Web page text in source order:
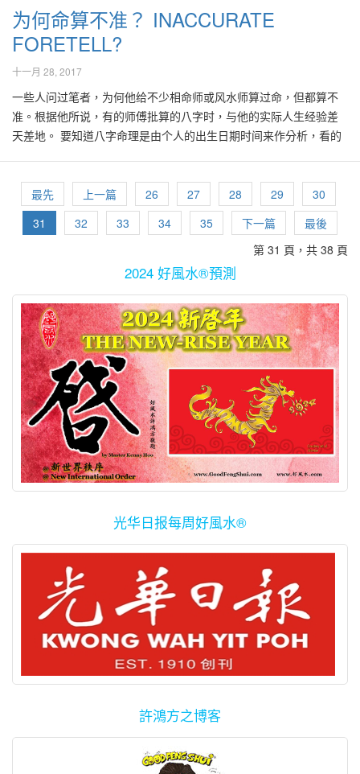
般人皆会认为该屋必定风水特佳。 其实，给人舒服感觉的屋子，很
多时候是因为室内设计所带出来的美感而已，未必一定是有好的风
水效应。风水其实是极度针对性、个人化的，即它必须配合居者的
命理五行，才能决定相关的室内设计能否为居者带来好的风水效
的感觉。 再讨论回上述单亲妈妈的屋子吧！当笔者步入厨房后，发
觉厨房的门冲正灶头，属于大凶之兆！难怪一家人入住后不久，为
夫者夜夜笙歌，高唱‘今天不回家’，孩子的健康也受到影响，她本身
的工作也不顺利，常出状况，甚至离职了。一家人入住不久后，夫
妇俩便不停争吵，不久就闹离婚了，孩子由为妻者照料。 笔者于是
建议该厨房的灶头必须改动位置，在加上其他一些家具的重新布置
等，她都一一照做。数月后，她的工作、财运及小孩的健康都逐渐
变好，她特地来电告知，笔者心感安慰及欣喜。 屋子的风水吉凶，
的确能影响一家人入住后的运势，难怪有些人在老屋久居多年，能
平步青云后，就一直不敢搬离老屋，深恐搬离后好运尽失。 其实只
要觅个有口碑、有经验的风水老师，帮助选择风水好的新屋入住，
好的运势会更上一层楼，通往人生更高境界!
水平，在成功路上仍占一大席位。因此奉劝大家千万别一味迷信面
相而已。对他人的判断，还是给个机会自己与他人深交后才下定
论，这样才不会错失遇贵人交汇的机缘。 对于自已的面相不满意，
或常忧心自己面相欠佳而可能交上厄运的人，其实只要懂得知命、
管理命运，就可为自己造命，即达到自己梦寐以求的人生境界。千
万不可过于迷信宿命的谬论。 Note fom the author: This is the
orginal version of the article, published in Red Tomato. The article
门，左边有另一玻璃桌，然后才是窗口。玻璃桌靠的墙后是一浴缸
与马桶。这样的书桌摆设容易导致读书写字时精神散漫，而且光线
前。 至于如何在房内催动桃花运，在风水的理论上是确有其法的。
可是由于黄小姐没有提供本身的出生资料，在加上没有该屋子的坐
向资料，因此无法详细道出方法或建议。然而黄小姐也可以根据其
生肖，参考以下资料，在相关方位择吉放置能催动桃花，带浪漫气
息的物件，如五颜六色的花卉、字画、鸳鸯等，但切忌放置动水摆
设上述物件。 生肖属虎、狗、马的人，想要催动桃花运，今年可以
在东方位摆设上述物件。 生肖属龙、鼠、猴的人，想要催动桃花
运，今年可以在西方位摆设上述物件。 生肖属鸡、蛇、牛的人，想
要催动桃花运，今年可以在南方位摆设上述物件。 窗口后如有长
巷，属于穿心煞，对健康并不太好。再加上鸽子很多，如果有常飞
到房外的窗口处逗留、大便甚至筑巢，可能引起细菌污染，灰尘多
加上床又在窗边，应该会影响健康，因此不建议常开此窗。 但如不
常开此窗，房内的空气可能不太流通，鉴于综合以上因素，也许黄
小姐可以在窗边安装抽风机，把室内的空气往外抽，比较凉的空气
便自然会由室内的房门流进房内了。 以上论述，似乎是基本常识多
过风水理论。的确如此，风水的摆设建议必须建在基本常识之上，
绝不能因为风水而导致种种不便，或违反常理。可是风水的摆设也
绝不仅如此，因为真正高深的风水建议，必须加入配合个人的八
字、五行喜忌，宅居的坐向，外围环境气场的构造等。 风水界里更
高深的法门即绝不轻易外传的综合水法，它是极高深的理气法门。
使用此法的老师必须对命理、五行、阴阳、八卦、易经等理论了如
或凹的地段避而远之。的确如此，非四正的地形由于气的分布不均
匀，风水老师一般上不鼓励使用。比如说西北乾方缺角对家居男性
不利，西南坤方缺角对家居女性不利。一些之前在不知情购买了上
述不良的地段，也许可以觅得高明的风水老师，调整后化煞为权，
可是并不是人人皆有如此好的机缘。 所以那些建在地形不四正上的
独立、半独立洋房、角头间排屋甚至是阴宅福地，通常都比较难或
慢卖出，因为大多人皆认为风水欠佳，也或许听闻像这般的地段，
形，属于不吉利的。前宽后窄意即前面入口处宽大，后边地形窄
小，风水学认为入住这样的地段，前路会越走越崎岖，是属于散气
格，越往后发展就越不好，久住难以聚财，因此避免选择购买。 讲
了这么多，难道不四正的地形，都不吉利吗，避免选择购买吗？ 其
实前窄后寛的地形，是属于吉利的。俗话说："前窄后宽，富贵如
断累积财富，大发富贵。 地形前窄后宽，即前边入口地形窄小，后
端边地形宽大，风水学上以吉论之，呈吉祥如意之象。房屋建于该
地能收纳吉气，聚巨财富并招引贵人，能帮助居者速达合家安康、
财气丰盈、兴旺人丁、贵人显现。 笔者曾见过一些房产发展计划，
由于发展商所收购到的地段呈前窄后宽格局，即住宅花园入口区范
围窄小，后内部宽大异常，许多住户入住若干年后皆发财发贵。但
一些发了财的住户迁移到其他地区，比较大并豪华的新屋时，运势
却大不如前，有者甚至比以往更糟。也许是有关风水效应，也或许
其命理大运正走下坡，种种因素，值得再加探讨。 在相当多的房屋
发展计划，如果拥有的地段不四正，房屋发展设计师可以考虑把入
这样便比较容易增强该发展计划的好风水元素，顾客的购买意愿上
展商的口碑，吸引更多为接下来的屋业发展计划。 除了地形影响风
水的好坏与否，屋业发展区的马路、水池、水沟、溪流等的规划、
设计与方位，皆会带来风水上的效应，也间接地影响其销售成绩。
在有所选择之下，购买有地的房产或新地段建屋时，为求安心，最
好还是选择比较四正的地形为妙。
到风水荫护作用的根据。 祖坟风水，不单影响男丁后代，对女性后
代之影响亦深远。 曾在某个电视节目观赏某位著名风水师介绍某墓
带来影响云云。其实这是非常错误的谬论，绝对令人不敢苟同。 由
于每一位子孙后代皆源自母体，因此女性祖坟之风水，绝对同样影
响后代之健康，财务，感情与贵贱。女性祖坟之风水影响程度，其
实比起男性祖坟风水，甚至有过之无不及。 古时候，往往只有皇亲
以维护现有富贵，也荫护后代子孙。 现代人就幸福得多了，因为近
年来涌现不少大大小小，融入现代管理法的墓园计划。一些融入风
水元素的墓园，提供无数人拥有福地的机缘，以最高的风水法门，
提升个人或家族的风水，改造命运。 最近收到好一些读者来信，询
问有关选择购买阴宅福地的方法或贴士。 许多人也许听过"藏风聚
然，藏风聚气的龙穴之地是不该有大风吹的，因为大风会导致"风
煞"，祖先埋葬在有风煞的地反而不吉。根据经验，不少藏风聚气的
龙穴之地其实是带有点闷的感觉，不像其旁之地，有大风吹的现
象。 藏风聚气的龙穴，必须符合后有强稳靠山，左青龙山逼近、漫
长、有力，右白虎山缓和、不逼近、漫长。明堂宽阔但前方也必须
有案山、朝山来锁气，前方最好有溪流，水的流向必须符合风水理
论要求，并且水流离开的方向也必须符合相关条件。 再加上如果该
地的座向能收纳当旺的气运，比如目前八运的气，又能觅得名师帮
助立碑并定下准确的出水口处，更是喜上加喜，福上加福。能获这
般好风水的福地并觅得名师的指点，可真是万金难求，也反映出该
的神秘又充满传奇。一些人购买了藏风聚气福地后，把祖先的遗骸
拾金重新安置于该地，又或为自己建立生基后，便能维护现有富
所思，也对风水这门学问的浩瀚无疆、博大精深。感到啧啧称奇。
为何命算不准？ INACCURATE
FORETELL?
十一月 28, 2017
一些人问过笔者，为何他给不少相命师或风水师算过命，但都算不
准。根据他所说，有的师傅批算的八字时，与他的实际人生经验差
天差地。 要知道八字命理是由个人的出生日期时间来作分析，看的
迁影响所可能带来的后果，可以由后天的运势来找其因由。 命运其
实是并非全然定数的。后天的环境，所接触的人事物，都可能改变
个人的未来运势，在人生道路上来个大转弯。这就为何是许多人尝
试通过风水之道来提升自身的运势了。 曾见过一些人，到处拜访风
水或命理师，希望他们能够准确无误地道出过去的悲惨经历，让自
能马上修好其崎岖坎坷的命运。 这样的人大多迷信宿命论，即命运
为定数，难以改变。这也是一种消极的思想及对命运的误解。命其
实并非百分百选的准，不是相士的功夫不到家，而是很多时候是受
了家居甚至是祖先阴宅风水的影响。 一些命算不准的原因也是因为
所提供的出生日期或时间不准确。 曾见过不少个案，在命盘里显示
其人在某段年龄会经历不好的经验，可是在那段时间，刚好迁入风
水上好的新居，好风水可能带来的吉利现象，极可能已经帮助他减
低人生旅途的风险了。 某人的八字显示某段时间会有大财，难道一
切皆会自然从天而降吗？ 其实通过命理的分析，主要是把它当做其
中一种管道来帮助自己了解自身的强点、弱点、所将面对的风险与
强、弱点后，可以在适当的时候做适当的事情，才能发挥所长。 周
遭环境，即风水的影响也绝不可忽视。风水的好与坏的确会带来难
果先天性格消极、再加上家居环境风水不佳，肯定会为此人带来更
加负面的影响了。 除了命理、风水等外围因素，个人对命运的看
法，感觉，信心，以及自己对未来成功所设下的积极信念也一样重
要。 要改命，先要改心。如果其心不常向上，再好的风水也无济于
最先 上一篇 26 27 28 29
30
31
32 33 34 35 下一篇
最後
第 31 頁，共 38 頁
2024 好風水®預測
光华日报每周好風水®
許鴻方之博客